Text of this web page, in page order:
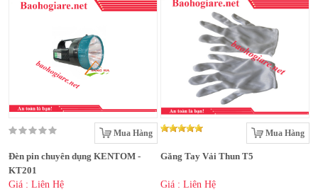
Mua Hàng
Đèn pin chuyên dụng KENTOM -
KT201
Giá : Liên Hệ
Mua Hàng
Găng Tay Vải Thun T5
Giá : Liên Hệ